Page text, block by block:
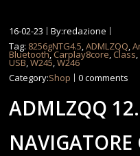
16-02-23
By:redazione
Tag: 8256gNTG4.5,ADMLZQQ,
Bluetooth,Carplay8core, Class,
USB,W245,W246
Category:Shop 0 comments
ADMLZQQ
NAVIGATORE